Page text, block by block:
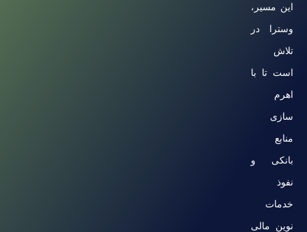
این مسیر،
وسترا در
تلاش
است تا با
اهرم
سازی
منابع
بانکی و
نفوذ
خدمات
نوین مالی